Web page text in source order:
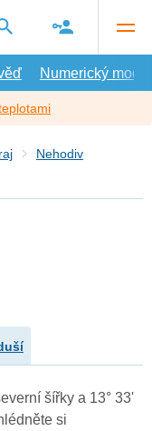
Numerický model
Nehodiv
šířky a 13° 33'
si